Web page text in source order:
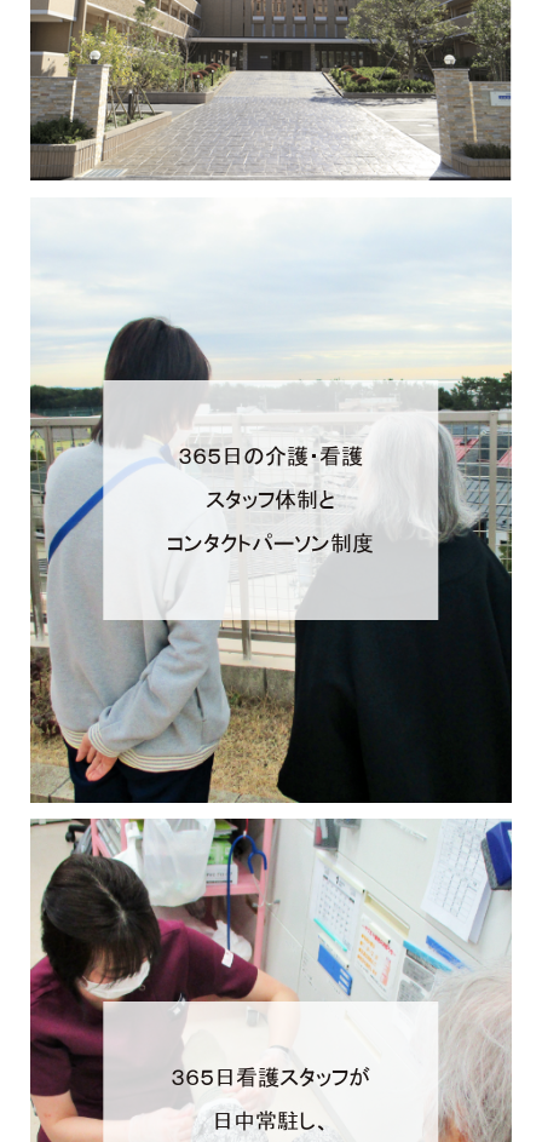
３６５日の介護・看護
スタッフ体制と
コンタクトパーソン制度
３６５日看護スタッフが
日中常駐し、